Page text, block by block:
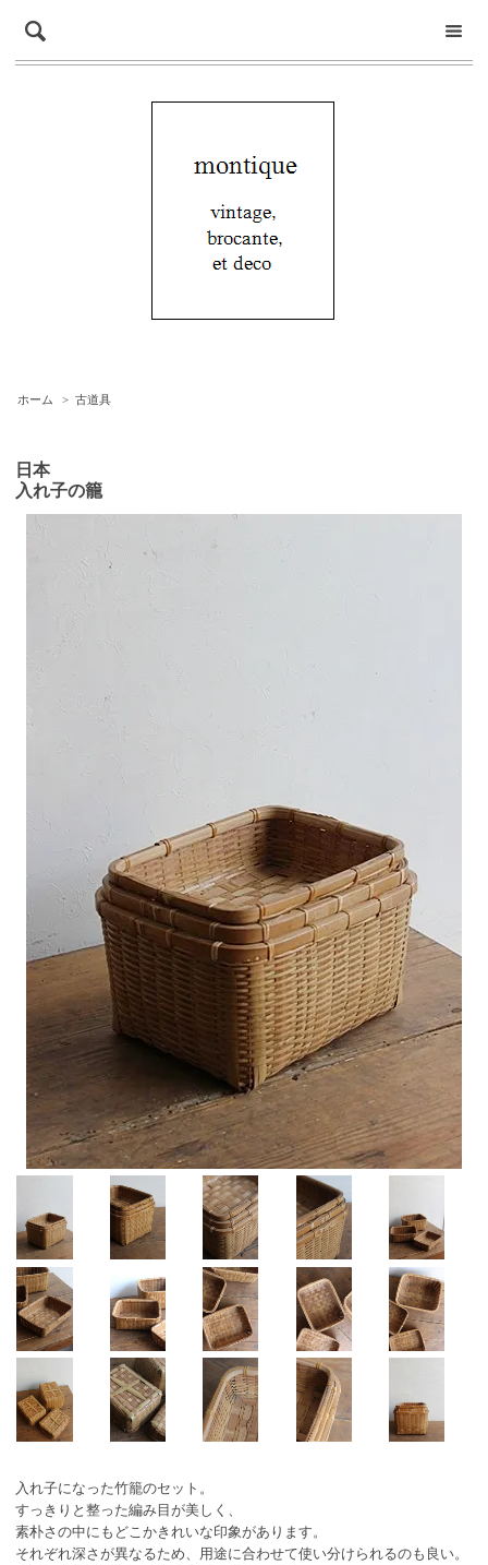
ホーム > 古道具
日本
入れ子の籠
入れ子になった竹籠のセット。
すっきりと整った編み目が美しく、
素朴さの中にもどこかきれいな印象があります。
それぞれ深さが異なるため、用途に合わせて使い分けられるのも良い。